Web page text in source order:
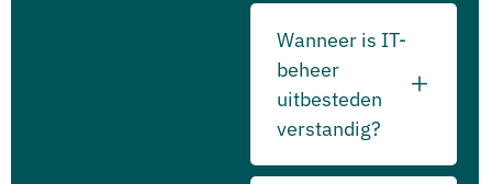
Wanneer is IT-
beheer
uitbesteden
verstandig?